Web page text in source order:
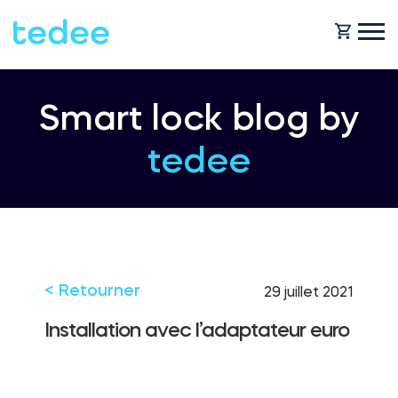
COMMENT ÇA MARCHE ?
Tedee GO
Smart lock blog by
tedee
< Retourner 29 juillet 2021
Installation avec l’adaptateur euro